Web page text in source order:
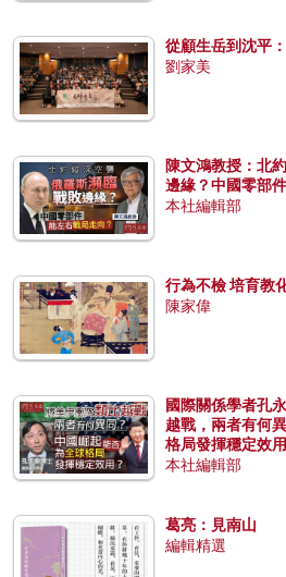
從顧生岳到沈平
劉家美
陳文鴻教授：北
邊緣？中國零部
本社編輯部
行為不檢 培育教
陳家偉
國際關係學者孔
越戰，兩者有何
格局發揮穩定效
本社編輯部
葛亮：見南山
編輯精選